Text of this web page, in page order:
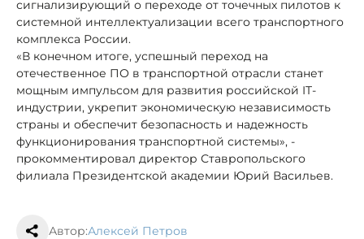
сигнализирующий о переходе от точечных пилотов к
системной интеллектуализации всего транспортного
комплекса России.
«В конечном итоге, успешный переход на
отечественное ПО в транспортной отрасли станет
мощным импульсом для развития российской IT-
индустрии, укрепит экономическую независимость
страны и обеспечит безопасность и надежность
функционирования транспортной системы», -
прокомментировал директор Ставропольского
филиала Президентской академии Юрий Васильев.
Автор:Алексей Петров